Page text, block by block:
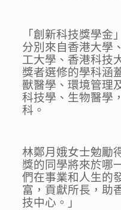
「創新科技獎學
分別來自香港大學
工大學、香港科技
獎者選修的學科涵
獸醫學、環境管理
科技學、生物醫學
科。
林鄭月娥女士勉勵
獎的同學將來於哪
們在事業和人生的
富，貢獻所長，助
技中心。」